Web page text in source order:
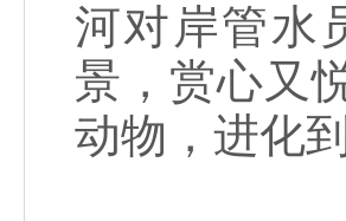
河对岸管水
景，赏心又
动物，进化